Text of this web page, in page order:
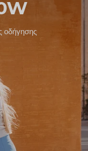
οδήγησης